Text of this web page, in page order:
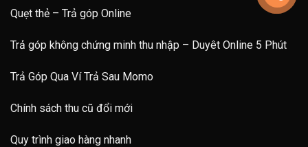
Quẹt thẻ – Trả góp Online
Trả góp không chứng minh thu nhập – Duyêt Online 5 Phút
Trả Góp Qua Ví Trả Sau Momo
Chính sách thu cũ đổi mới
Quy trình giao hàng nhanh